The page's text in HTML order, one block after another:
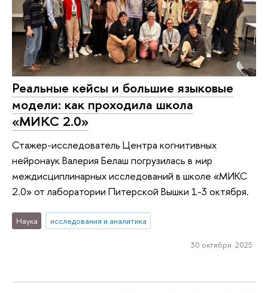
Реальные кейсы и большие языковые
модели: как проходила школа
«МИКС 2.0»
Стажер-исследователь Центра когнитивных
нейронаук Валерия Белаш погрузилась в мир
междисциплинарных исследований в школе «МИКС
2.0» от лаборатории Питерской Вышки 1-3 октября.
Наука исследования и аналитика
30 октября 2025